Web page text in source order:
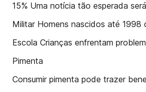
15% Uma notícia tão esperada
Militar Homens nascidos até 1998
Escola Crianças enfrentam
Pimenta
Consumir pimenta pode trazer